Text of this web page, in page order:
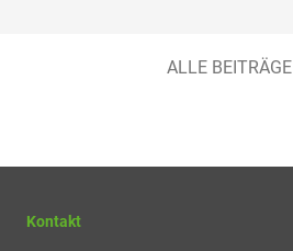
ALLE BEITRÄGE
Kontakt